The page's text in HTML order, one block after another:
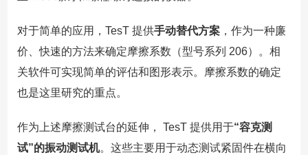
对于简单的应用， TesT 提供手动替代方案，作为一种廉
价、快速的方法来确定摩擦系数（型号系列 206）。相
关软件可实现简单的评估和图形表示。摩擦系数的确定
也是这里研究的重点。
作为上述摩擦测试台的延伸， TesT 提供用于“容克测
试”的振动测试机。这些主要用于动态测试紧固件在横向